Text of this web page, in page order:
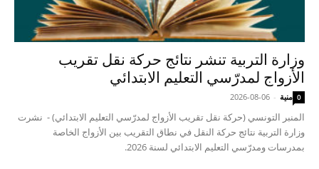
وزارة التربية تنشر نتائج حركة نقل تقريب
الأزواج لمدرّسي التعليم الابتدائي
منية -
2026-08-06 0
المنبر التونسي (حركة نقل تقريب الأزواج لمدرّسي التعليم الابتدائي) - نشرت
وزارة التربية نتائج حركة النقل في نطاق التقريب بين الأزواج الخاصة
بمدرسات ومدرّسي التعليم الابتدائي لسنة 2026.